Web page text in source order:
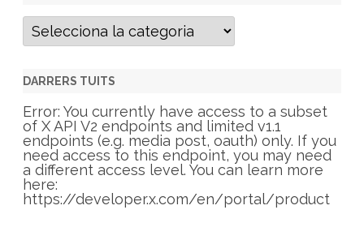
C
t
g
r
i
e
s
DARRERS TUITS
Error: You currently have access to a subset
of X API V2 endpoints and limited v1.1
endpoints (e.g. media post, oauth) only. If you
need access to this endpoint, you may need
a different access level. You can learn more
here:
https://developer.x.com/en/portal/product